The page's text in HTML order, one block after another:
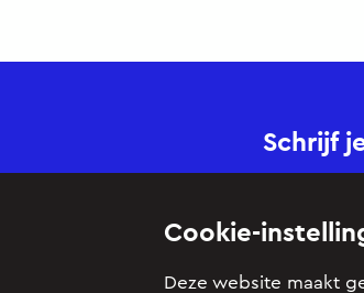
Schrijf
Over ons
Cookie-
Deze website maakt